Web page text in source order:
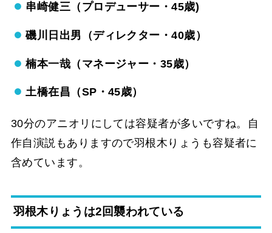
串崎健三（プロデューサー・45歳)
磯川日出男（ディレクター・40歳）
楠本一哉（マネージャー・35歳）
土橋在昌（SP・45歳）
30分のアニオリにしては容疑者が多いですね。自
作自演説もありますので羽根木りょうも容疑者に
含めています。
羽根木りょうは2回襲われている